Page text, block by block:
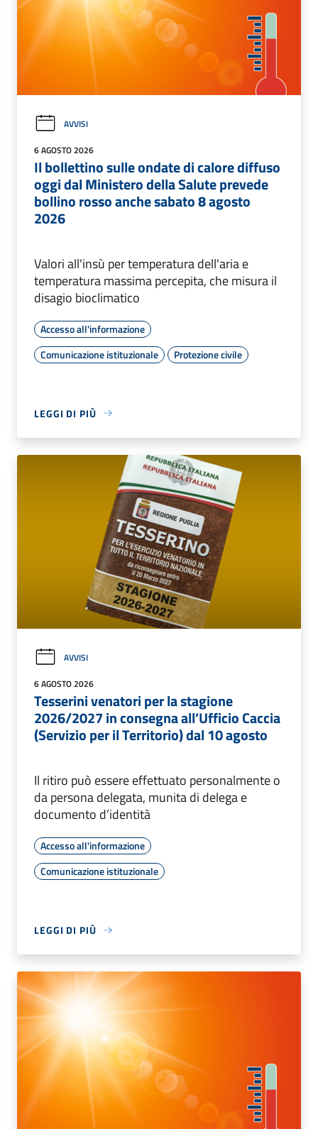
AVVISI
6 AGOSTO 2026
Il bollettino sulle ondate di calore diffuso
oggi dal Ministero della Salute prevede
bollino rosso anche sabato 8 agosto
2026
Valori all'insù per temperatura dell'aria e
temperatura massima percepita, che misura il
disagio bioclimatico
Accesso all'informazione
Comunicazione istituzionale
Protezione civile
LEGGI DI PIÙ
AVVISI
6 AGOSTO 2026
Tesserini venatori per la stagione
2026/2027 in consegna all’Ufficio Caccia
(Servizio per il Territorio) dal 10 agosto
Il ritiro può essere effettuato personalmente o
da persona delegata, munita di delega e
documento d’identità
Accesso all'informazione
Comunicazione istituzionale
LEGGI DI PIÙ